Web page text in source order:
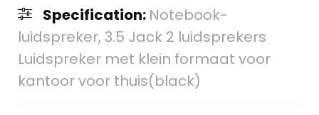
Specification: Notebook-
luidspreker, 3.5 Jack 2 luidsprekers
Luidspreker met klein formaat voor
kantoor voor thuis(black)